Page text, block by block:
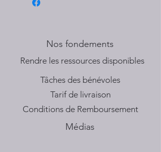
Nos fondements
​Rendre les ressources disponibles
Tâches des bénévoles
Tarif de livraison
Conditions de Remboursement
Médias